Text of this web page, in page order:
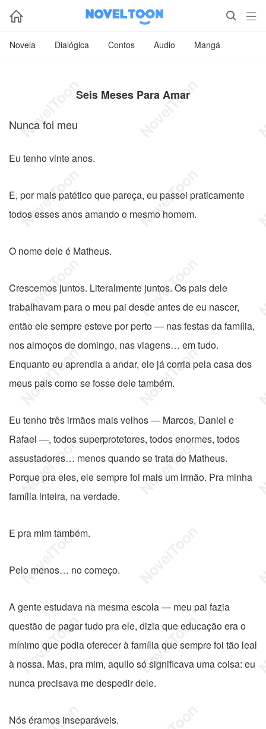
  
Novela Dialógica Contos Audio Mangá
Seis Meses Para Amar
Nunca foi meu
Eu tenho vinte anos.
E, por mais patético que pareça, eu passei praticamente
todos esses anos amando o mesmo homem.
O nome dele é Matheus.
Crescemos juntos. Literalmente juntos. Os pais dele
trabalhavam para o meu pai desde antes de eu nascer,
então ele sempre esteve por perto — nas festas da família,
nos almoços de domingo, nas viagens… em tudo.
Enquanto eu aprendia a andar, ele já corria pela casa dos
meus pais como se fosse dele também.
Eu tenho três irmãos mais velhos — Marcos, Daniel e
Rafael —, todos superprotetores, todos enormes, todos
assustadores… menos quando se trata do Matheus.
Porque pra eles, ele sempre foi mais um irmão. Pra minha
família inteira, na verdade.
E pra mim também.
Pelo menos… no começo.
A gente estudava na mesma escola — meu pai fazia
questão de pagar tudo pra ele, dizia que educação era o
mínimo que podia oferecer à família que sempre foi tão leal
à nossa. Mas, pra mim, aquilo só significava uma coisa: eu
nunca precisava me despedir dele.
Nós éramos inseparáveis.